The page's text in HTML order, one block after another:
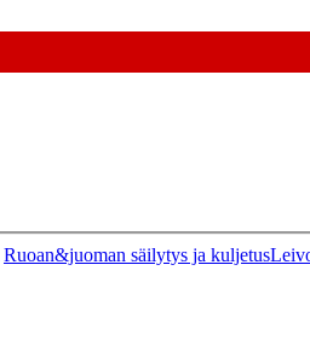
Ruoan&juoman säilytys ja kuljetus